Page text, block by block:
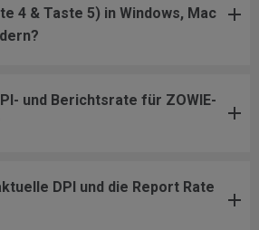
4 & Taste 5) in Windows, Mac
und Berichtsrate für ZOWIE-
DPI und die Report Rate